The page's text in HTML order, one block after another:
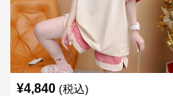
¥4,840 (税込)